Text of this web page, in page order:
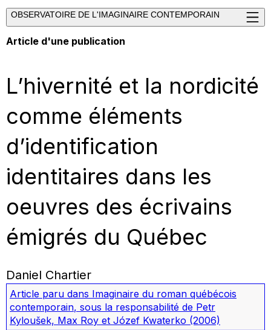
OBSERVATOIRE DE L'IMAGINAIRE CONTEMPORAIN
Article d'une publication
L’hivernité et la nordicité
comme éléments
d’identification
identitaires dans les
oeuvres des écrivains
émigrés du Québec
Daniel Chartier
Article paru dans Imaginaire du roman québécois
contemporain, sous la responsabilité de Petr
Kyloušek, Max Roy et Józef Kwaterko (2006)